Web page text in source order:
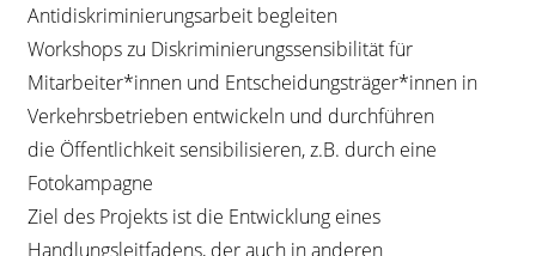
Antidiskriminierungsarbeit begleiten
Workshops zu Diskriminierungssensibilität für
Mitarbeiter*innen und Entscheidungsträger*innen in
Verkehrsbetrieben entwickeln und durchführen
die Öffentlichkeit sensibilisieren, z.B. durch eine
Fotokampagne
Ziel des Projekts ist die Entwicklung eines
Handlungsleitfadens, der auch in anderen